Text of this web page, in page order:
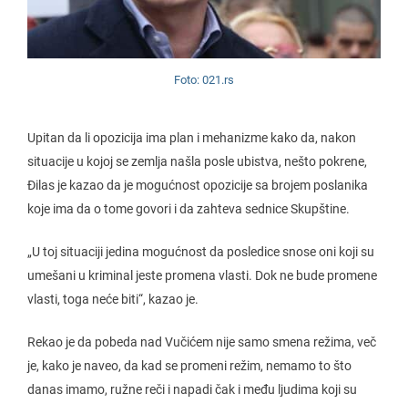
Foto: 021.rs
Upitan da li opozicija ima plan i mehanizme kako da, nakon
situacije u kojoj se zemlja našla posle ubistva, nešto pokrene,
Đilas je kazao da je mogućnost opozicije sa brojem poslanika
koje ima da o tome govori i da zahteva sednice Skupštine.
„U toj situaciji jedina mogućnost da posledice snose oni koji su
umešani u kriminal jeste promena vlasti. Dok ne bude promene
vlasti, toga neće biti“, kazao je.
Rekao je da pobeda nad Vučićem nije samo smena režima, več
je, kako je naveo, da kad se promeni režim, nemamo to što
danas imamo, ružne reči i napadi čak i među ljudima koji su